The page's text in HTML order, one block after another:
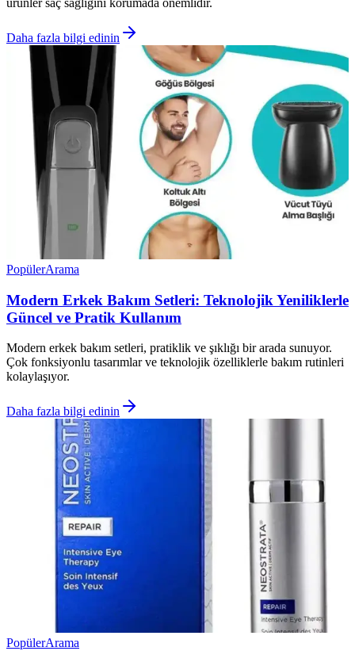
ürünler saç sağlığını korumada önemlidir.
Daha fazla bilgi edinin
PopülerArama
Modern Erkek Bakım Setleri: Teknolojik Yeniliklerle
Güncel ve Pratik Kullanım
Modern erkek bakım setleri, pratiklik ve şıklığı bir arada sunuyor.
Çok fonksiyonlu tasarımlar ve teknolojik özelliklerle bakım rutinleri
kolaylaşıyor.
Daha fazla bilgi edinin
PopülerArama